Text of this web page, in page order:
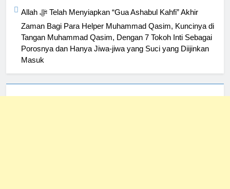
Allah ﷻ Telah Menyiapkan “Gua Ashabul Kahfi” Akhir
Zaman Bagi Para Helper Muhammad Qasim, Kuncinya di
Tangan Muhammad Qasim, Dengan 7 Tokoh Inti Sebagai
Porosnya dan Hanya Jiwa-jiwa yang Suci yang Diijinkan
Masuk